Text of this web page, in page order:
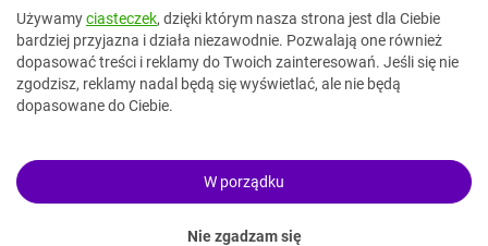
Kontakt
kontakt@topokazje.pl
34 37 38 499
© Copyright 2023 TopOkazje
Używamyciasteczek, dzięki którym nasza strona jest dla Ciebie
bardziej przyjazna i działa niezawodnie. Pozwalają one również
dopasować treści i reklamy do Twoich zainteresowań. Jeśli się nie
zgodzisz, reklamy nadal będą się wyświetlać, ale nie będą
dopasowane do Ciebie.
W porządku
Nie zgadzam się